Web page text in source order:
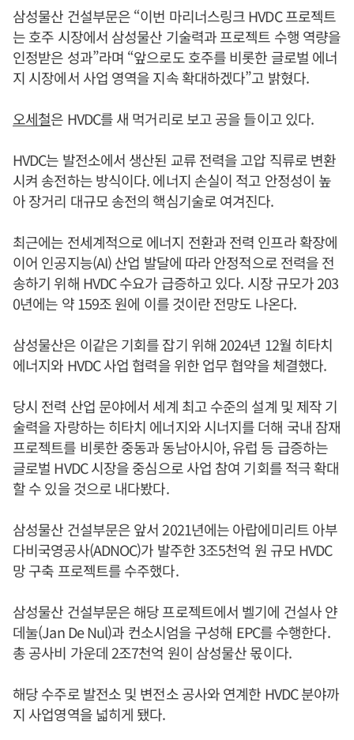
삼성물산 건설부문은 “이번 마리너스링크 HVDC 프로젝트
는 호주 시장에서 삼성물산 기술력과 프로젝트 수행 역량을
인정받은 성과”라며 “앞으로도 호주를 비롯한 글로벌 에너
지 시장에서 사업 영역을 지속 확대하겠다”고 밝혔다.
오세철은 HVDC를 새 먹거리로 보고 공을 들이고 있다.
HVDC는 발전소에서 생산된 교류 전력을 고압 직류로 변환
시켜 송전하는 방식이다. 에너지 손실이 적고 안정성이 높
아 장거리 대규모 송전의 핵심기술로 여겨진다.
최근에는 전세계적으로 에너지 전환과 전력 인프라 확장에
이어 인공지능(AI) 산업 발달에 따라 안정적으로 전력을 전
송하기 위해 HVDC 수요가 급증하고 있다. 시장 규모가 203
0년에는 약 159조 원에 이를 것이란 전망도 나온다.
삼성물산은 이같은 기회를 잡기 위해 2024년 12월 히타치
에너지와 HVDC 사업 협력을 위한 업무 협약을 체결했다.
당시 전력 산업 문야에서 세계 최고 수준의 설계 및 제작 기
술력을 자랑하는 히타치 에너지와 시너지를 더해 국내 잠재
프로젝트를 비롯한 중동과 동남아시아, 유럽 등 급증하는
글로벌 HVDC 시장을 중심으로 사업 참여 기회를 적극 확대
할 수 있을 것으로 내다봤다.
삼성물산 건설부문은 앞서 2021년에는 아랍에미리트 아부
다비국영공사(ADNOC)가 발주한 3조5천억 원 규모 HVDC
망 구축 프로젝트를 수주했다.
삼성물산 건설부문은 해당 프로젝트에서 벨기에 건설사 얀
데눌(Jan De Nul)과 컨소시엄을 구성해 EPC를 수행한다.
총 공사비 가운데 2조7천억 원이 삼성물산 몫이다.
해당 수주로 발전소 및 변전소 공사와 연계한 HVDC 분야까
지 사업영역을 넓히게 됐다.